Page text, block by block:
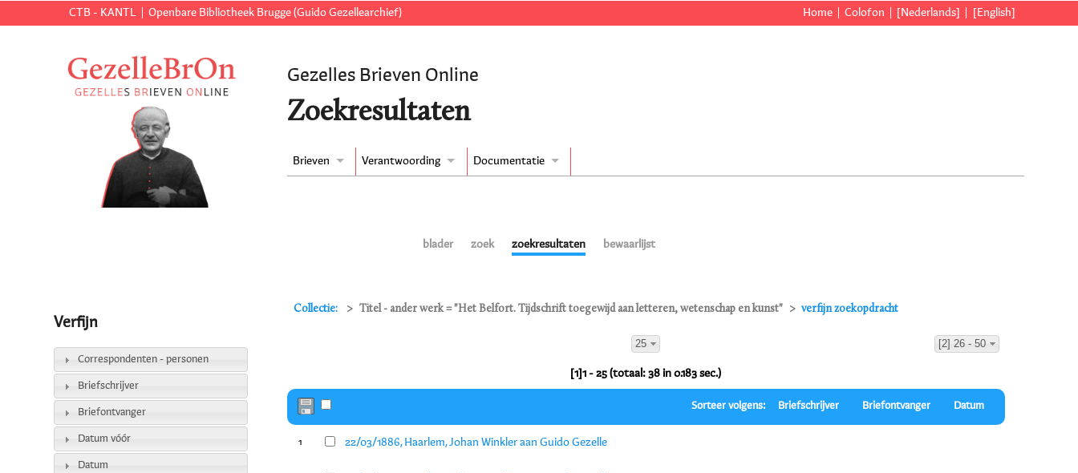
CTB - KANTL Openbare Bibliotheek Brugge (Guido Gezellearchief) Home Colofon [Nederlands] [English]
Gezelles Brieven Online
Zoekresultaten
Brieven Verantwoording Documentatie
blader zoek zoekresultaten bewaarlijst
Collectie: Titel - ander werk = "Het Belfort. Tijdschrift toegewijd aan letteren, wetenschap en kunst" verfijn zoekopdracht
25 [2] 26 - 50
[1]1 - 25 (totaal: 38 in 0.183 sec.)
Sorteer volgens: Briefschrijver Briefontvanger Datum
1 22/03/1886, Haarlem, Johan Winkler aan Guido Gezelle
Verfijn
Correspondenten - personen
Briefschrijver
Briefontvanger
Datum vóór
Datum